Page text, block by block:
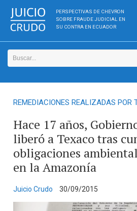
PERSPECTIVAS DE CHEVRON
SOBRE FRAUDE JUDICIAL EN
SU CONTRA EN ECUADOR
REMEDIACIONES REALIZADAS POR
Hace 17 años,
liberó a Texaco tras
obligaciones
en la Amazonía
Juicio Crudo 30/09/2015